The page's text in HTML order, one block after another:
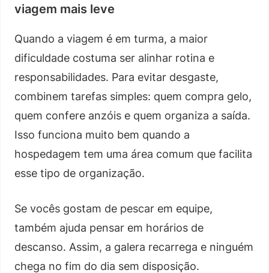
viagem mais leve
Quando a viagem é em turma, a maior
dificuldade costuma ser alinhar rotina e
responsabilidades. Para evitar desgaste,
combinem tarefas simples: quem compra gelo,
quem confere anzóis e quem organiza a saída.
Isso funciona muito bem quando a
hospedagem tem uma área comum que facilita
esse tipo de organização.
Se vocês gostam de pescar em equipe,
também ajuda pensar em horários de
descanso. Assim, a galera recarrega e ninguém
chega no fim do dia sem disposição.